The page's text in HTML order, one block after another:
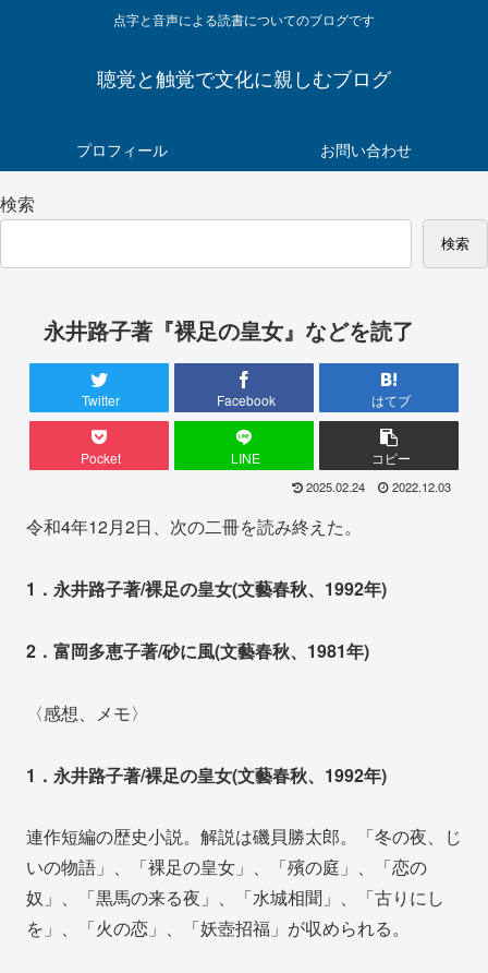
点字と音声による読書についてのブログです
聴覚と触覚で文化に親しむブログ
プロフィール お問い合わせ
検索
検索
永井路子著『裸足の皇女』などを読了
Twitter Facebook はてブ
Pocket LINE コピー
2025.02.24 2022.12.03
令和4年12月2日、次の二冊を読み終えた。
1．永井路子著/裸足の皇女(文藝春秋、1992年)
2．富岡多恵子著/砂に風(文藝春秋、1981年)
〈感想、メモ〉
1．永井路子著/裸足の皇女(文藝春秋、1992年)
連作短編の歴史小説。解説は磯貝勝太郎。「冬の夜、じ
いの物語」、「裸足の皇女」、「殯の庭」、「恋の
奴」、「黒馬の来る夜」、「水城相聞」、「古りにし
を」、「火の恋」、「妖壺招福」が収められる。